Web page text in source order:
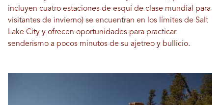
incluyen cuatro estaciones de esquí de clase mundial para
visitantes de invierno) se encuentran en los límites de Salt
Lake City y ofrecen oportunidades para practicar
senderismo a pocos minutos de su ajetreo y bullicio.